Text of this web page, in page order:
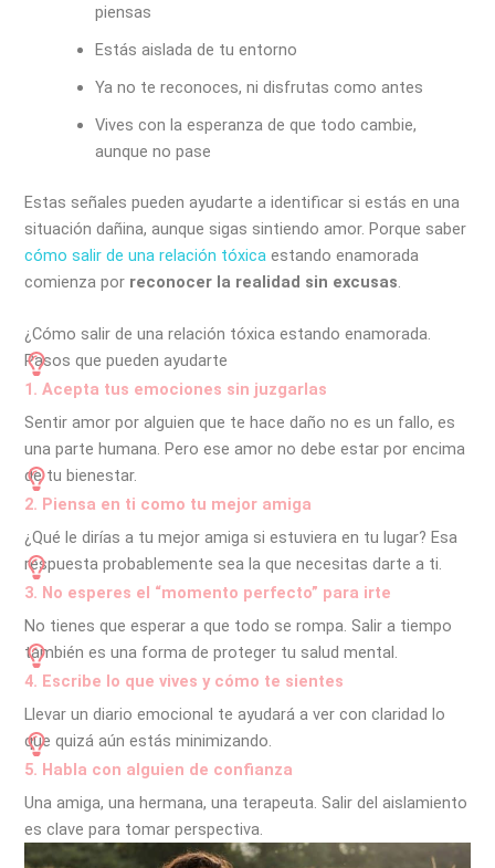
piensas
Estás aislada de tu entorno
Ya no te reconoces, ni disfrutas como antes
Vives con la esperanza de que todo cambie,
aunque no pase
Estas señales pueden ayudarte a identificar si estás en una
situación dañina, aunque sigas sintiendo amor. Porque saber
cómo salir de una relación tóxica estando enamorada
comienza por reconocer la realidad sin excusas.
¿Cómo salir de una relación tóxica estando enamorada.
Pasos que pueden ayudarte
1. Acepta tus emociones sin juzgarlas
Sentir amor por alguien que te hace daño no es un fallo, es
una parte humana. Pero ese amor no debe estar por encima
de tu bienestar.
2. Piensa en ti como tu mejor amiga
¿Qué le dirías a tu mejor amiga si estuviera en tu lugar? Esa
respuesta probablemente sea la que necesitas darte a ti.
3. No esperes el “momento perfecto” para irte
No tienes que esperar a que todo se rompa. Salir a tiempo
también es una forma de proteger tu salud mental.
4. Escribe lo que vives y cómo te sientes
Llevar un diario emocional te ayudará a ver con claridad lo
que quizá aún estás minimizando.
5. Habla con alguien de confianza
Una amiga, una hermana, una terapeuta. Salir del aislamiento
es clave para tomar perspectiva.